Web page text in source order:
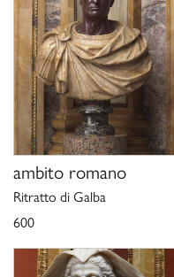
P. Della Pergola, La
14-15.
I. Faldi,Galleria
1954, pp. 16-17, cat.
H. Hibbard,Palazzo
Burlington magazine”,
Le collezioni della
Moreno, Milano 1981,
Memoria dell’antico
a cura di S. Settis,
D. Di Castro Moscati,
romana, in “Gazzetta
ambito romano
Ritratto di Galba
600